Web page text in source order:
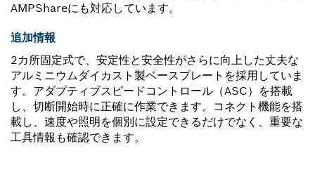
AMPShareにも対応しています。
追加情報
2カ所固定式で、安定性と安全性がさらに向上した丈夫な
アルミニウムダイカスト製ベースプレートを採用していま
す。アダプティブスピードコントロール（ASC）を搭載
し、切断開始時に正確に作業できます。コネクト機能を搭
載し、速度や照明を個別に設定できるだけでなく、重要な
工具情報も確認できます。